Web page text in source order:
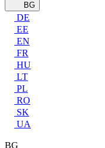
BG
DE
EE
EN
FR
HU
LT
PL
RO
SK
UA
BG